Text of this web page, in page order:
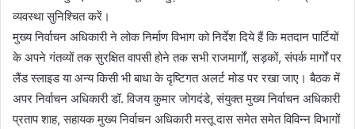
व्यवस्था सुनिश्चित करें।
मुख्य निर्वाचन अधिकारी ने लोक निर्माण विभाग को निर्देश दिये हैं कि मतदान पार्टियों
के अपने गंतव्यों तक सुरक्षित वापसी होने तक सभी राजमार्गों, सड़कों, संपर्क मार्गों पर
लैंड स्लाइड या अन्य किसी भी बाधा के दृष्टिगत अलर्ट मोड पर रखा जाए। बैठक में
अपर निर्वाचन अधिकारी डॉ. विजय कुमार जोगदंडे, संयुक्त मुख्य निर्वाचन अधिकारी
प्रताप शाह, सहायक मुख्य निर्वाचन अधिकारी मस्तू दास समेत समेत विविन्न विभागों